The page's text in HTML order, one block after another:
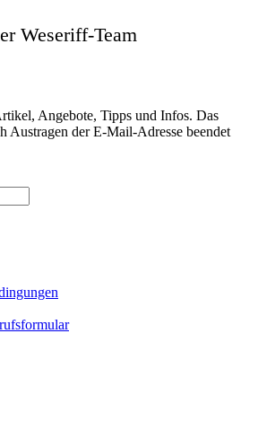
Weseriff-Team
Angebote, Tipps und Infos. Das
Austragen der E-Mail-Adresse beendet